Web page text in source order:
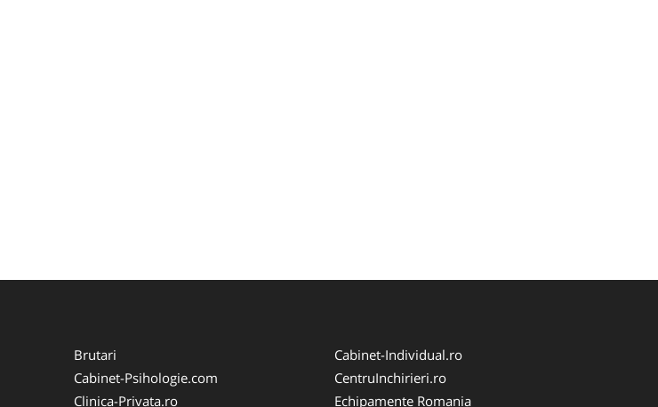
Brutari
Cabinet-Psihologie.com
Clinica-Privata.ro
Cabinet-Individual.ro
CentruInchirieri.ro
Echipamente Romania